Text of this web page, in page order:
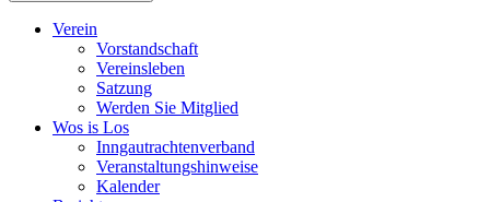
Verein
Vorstandschaft
Vereinsleben
Satzung
Werden Sie Mitglied
Wos is Los
Inngautrachtenverband
Veranstaltungshinweise
Kalender